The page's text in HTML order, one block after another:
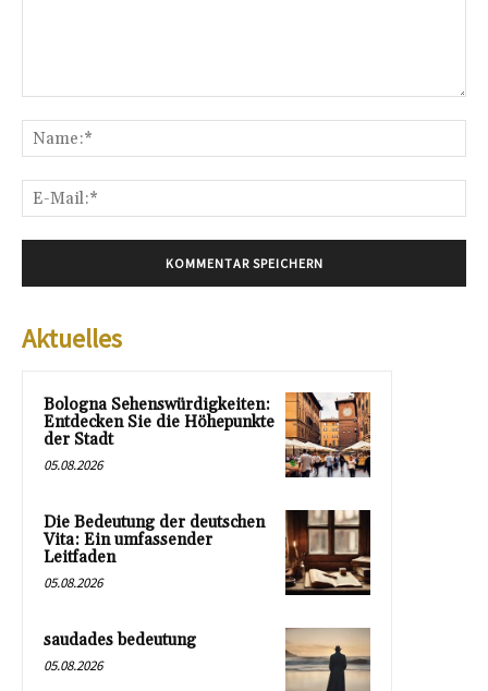
Aktuelles
Bologna Sehenswürdigkeiten:
Entdecken Sie die Höhepunkte
der Stadt
05.08.2026
Die Bedeutung der deutschen
Vita: Ein umfassender
Leitfaden
05.08.2026
saudades bedeutung
05.08.2026